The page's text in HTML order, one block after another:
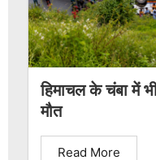
हिमाचल के चंबा में
मौत
Read More